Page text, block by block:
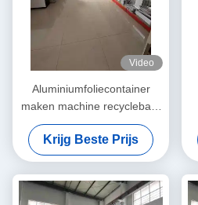
Video
Aluminiumfoliecontainer
maken machine recyclebaar
gladde wand rechthoekig
voor bakken
Krijg Beste Prijs